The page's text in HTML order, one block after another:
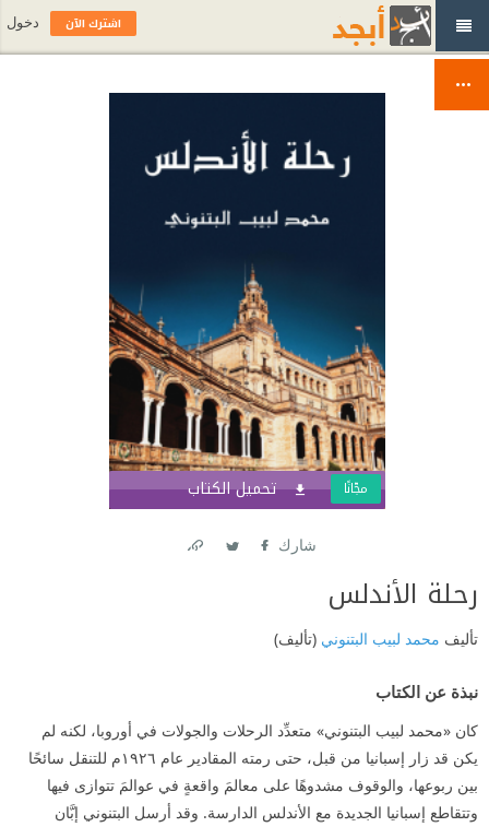
تحميل الكتاب مجّانًا
شارك
رحلة الأندلس
تأليف محمد لبيب البتنوني (تأليف)
نبذة عن الكتاب
كان «محمد لبيب البتنوني» متعدِّد الرحلات والجولات في أوروبا، لكنه لم
يكن قد زار إسبانيا من قبل، حتى رمته المقادير عام ١٩٢٦م للتنقل سائحًا
بين ربوعها، والوقوف مشدوهًا على معالمَ واقعةٍ في عوالمَ تتوازى فيها
وتتقاطع إسبانيا الجديدة مع الأندلس الدارسة. وقد أرسل البتنوني إبَّان
اشترك الآن دخول